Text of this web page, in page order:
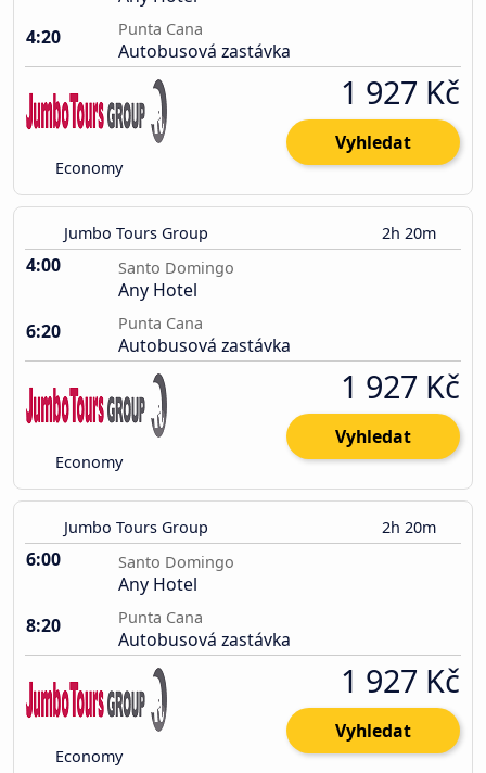
4:20
Punta Cana
Autobusová zastávka
Economy
1 927 Kč
Vyhledat
Jumbo Tours Group 2h 20m
4:00 Santo Domingo
Any Hotel
6:20
Punta Cana
Autobusová zastávka
Economy
1 927 Kč
Vyhledat
Jumbo Tours Group 2h 20m
6:00 Santo Domingo
Any Hotel
8:20
Punta Cana
Autobusová zastávka
Economy
1 927 Kč
Vyhledat